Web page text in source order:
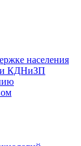
населения
КДНиЗП